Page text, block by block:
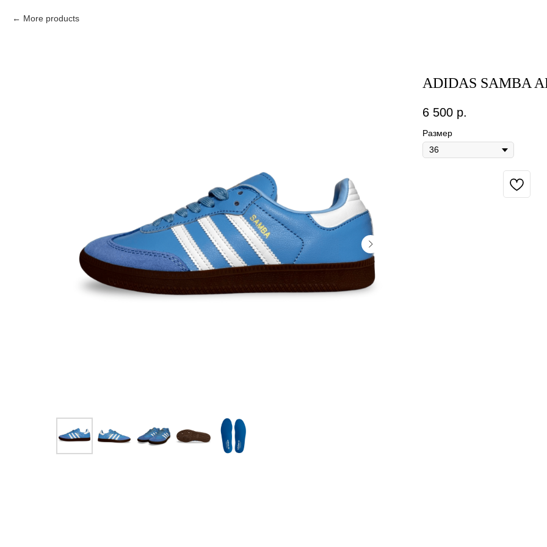
More products
ADIDAS SAMBA
6 500 р.
Размер